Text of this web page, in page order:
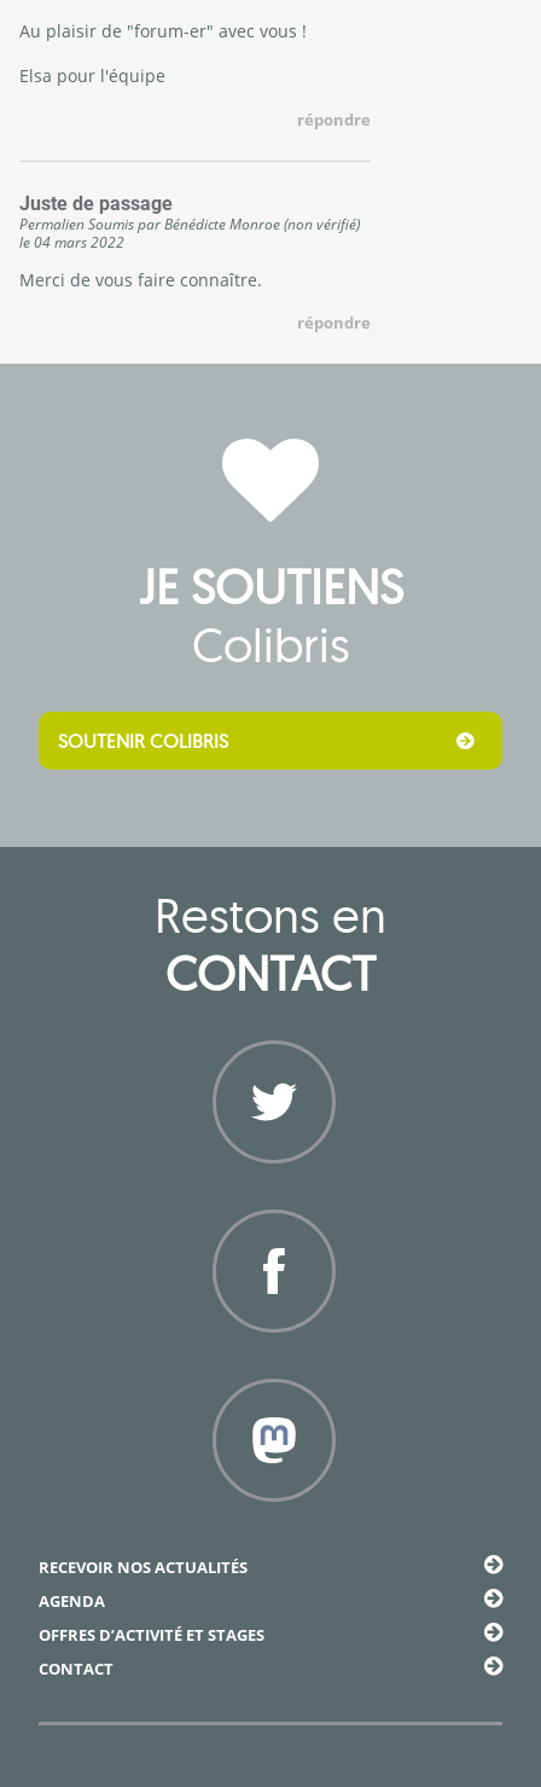
Au plaisir de "forum-er" avec vous !
Elsa pour l'équipe
répondre
Juste de passage
PermalienSoumis parBénédicte Monroe (non vérifié)
le04 mars 2022
Merci de vous faire connaître.
répondre
JE SOUTIENS
Colibris
SOUTENIR COLIBRIS
Restons en
CONTACT
RECEVOIR NOS ACTUALITÉS
AGENDA
OFFRES D’ACTIVITÉ ET STAGES
CONTACT